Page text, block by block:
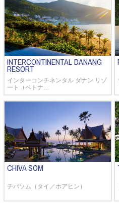
INTERCONTINENTAL DANANG
RESORT
インターコンチネンタル ダナン リゾ
ート（ベトナ…
CHIVA SOM
チバソム（タイ／ホアヒン）